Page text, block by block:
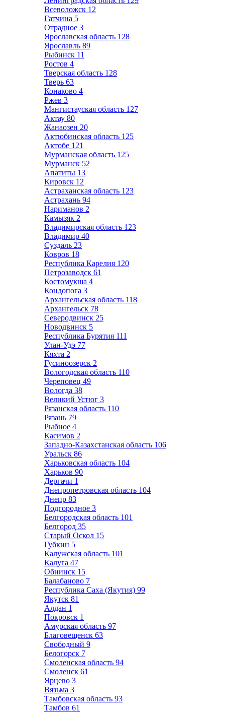
Всеволожск 12
Гатчина 5
Отрадное 3
Ярославская область 128
Ярославль 89
Рыбинск 11
Ростов 4
Тверская область 128
Тверь 63
Конаково 4
Ржев 3
Мангистауская область 127
Актау 80
Жанаозен 20
Актюбинская область 125
Актобе 121
Мурманская область 125
Мурманск 52
Апатиты 13
Кировск 12
Астраханская область 123
Астрахань 94
Нариманов 2
Камызяк 2
Владимирская область 123
Владимир 40
Суздаль 23
Ковров 18
Республика Карелия 120
Петрозаводск 61
Костомукша 4
Кондопога 3
Архангельская область 118
Архангельск 78
Северодвинск 25
Новодвинск 5
Республика Бурятия 111
Улан-Удэ 77
Кяхта 2
Гусиноозерск 2
Вологодская область 110
Череповец 49
Вологда 38
Великий Устюг 3
Рязанская область 110
Рязань 79
Рыбное 4
Касимов 2
Западно-Казахстанская область 106
Уральск 86
Харьковская область 104
Харьков 90
Дергачи 1
Днепропетровская область 104
Днепр 83
Подгородное 3
Белгородская область 101
Белгород 35
Старый Оскол 15
Губкин 5
Калужская область 101
Калуга 47
Обнинск 15
Балабаново 7
Республика Саха (Якутия) 99
Якутск 81
Алдан 1
Покровск 1
Амурская область 97
Благовещенск 63
Свободный 9
Белогорск 7
Смоленская область 94
Смоленск 61
Ярцево 3
Вязьма 3
Тамбовская область 93
Тамбов 61